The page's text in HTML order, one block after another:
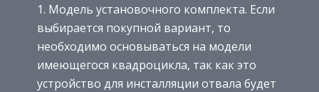
Модель установочного комплекта. Если
выбирается покупной вариант, то
необходимо основываться на модели
имеющегося квадроцикла, так как это
устройство для инсталляции отвала будет